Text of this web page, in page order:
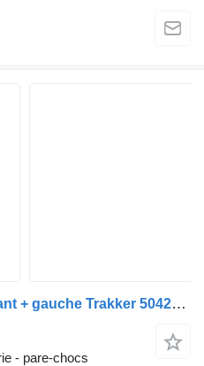
Pare-chocs IVECO Occ avant + gauche Trakker 504221 504221272 pour camion
- pare-chocs